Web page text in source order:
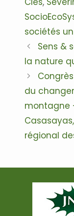
sociétés
Navigation
des
Sens &
la nature
du
montagne
régional